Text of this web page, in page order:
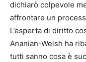
dichiarò colpevole
affrontare un
L’esperta di diritto
Ananian-Welsh ha
tutti sanno cosa è